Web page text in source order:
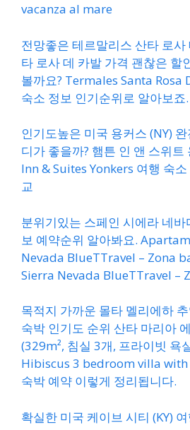
vacanza al mare
전망좋은 테르말리스 산타 로
타 로사 데 카발 가격 괜찮은 할
볼까요? Termales Santa Rosa
숙소 정보 인기순위로 알아보죠.
인기도높은 미국 용커스 (NY)
디가 좋을까? 햄튼 인 앤 스위
Inn & Suites Yonkers 여행 숙
교
분위기있는 스페인 시에라 네바
보 예약순위 알아봐요.
Nevada BlueTTravel – Zona
Sierra Nevada BlueTTravel –
목적지 가까운 몰타 멜리에하
숙박 인기도 순위 산타 마리아
(329m², 침실 3개, 프라이빗 욕
Hibiscus 3 bedroom villa
숙박 예약 이렇게 정리됩니다.
확실한 미국 케이브 시티 (KY)